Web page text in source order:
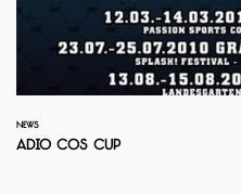
NEWS
Adio COS Cup